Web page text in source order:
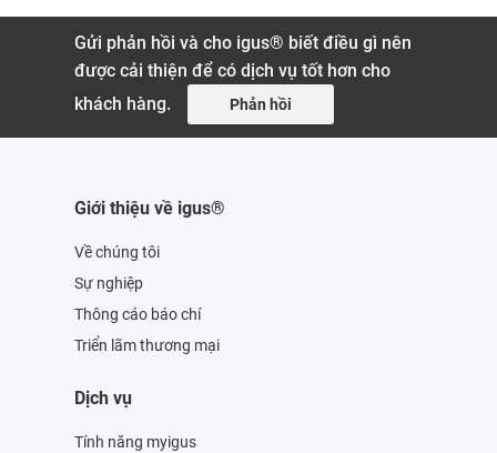
Gửi phản hồi và cho igus® biết điều gì nên
được cải thiện để có dịch vụ tốt hơn cho
khách hàng.
Phản hồi
Giới thiệu về igus®
Về chúng tôi
Sự nghiệp
Thông cáo báo chí
Triển lãm thương mại
Dịch vụ
Tính năng myigus